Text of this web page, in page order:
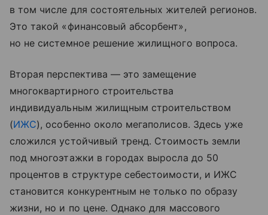
в том числе для состоятельных жителей регионов.
Это такой «финансовый абсорбент»,
но не системное решение жилищного вопроса.
Вторая перспектива — это замещение
многоквартирного строительства
индивидуальным жилищным строительством
(ИЖС), особенно около мегаполисов. Здесь уже
сложился устойчивый тренд. Стоимость земли
под многоэтажки в городах выросла до 50
процентов в структуре себестоимости, и ИЖС
становится конкурентным не только по образу
жизни, но и по цене. Однако для массового